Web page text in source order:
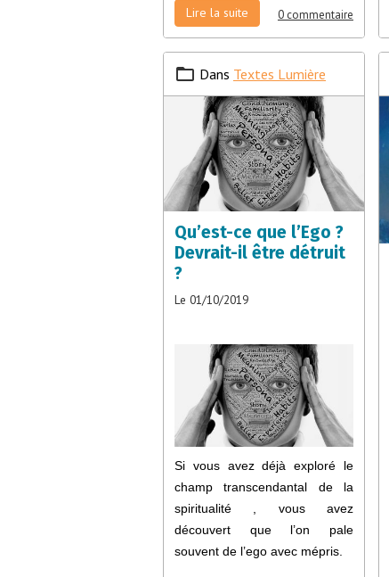
Lire la suite 0 commentaire
Dans Textes Lumière
Qu’est-ce que l’Ego ?
Devrait-il être détruit
?
Le 01/10/2019
Si vous avez déjà exploré le
champ transcendantal de la
spiritualité , vous avez
découvert que l’on pale
souvent de l’ego avec mépris.